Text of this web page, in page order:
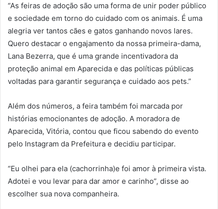
“As feiras de adoção são uma forma de unir poder público
e sociedade em torno do cuidado com os animais. É uma
alegria ver tantos cães e gatos ganhando novos lares.
Quero destacar o engajamento da nossa primeira-dama,
Lana Bezerra, que é uma grande incentivadora da
proteção animal em Aparecida e das políticas públicas
voltadas para garantir segurança e cuidado aos pets.”
Além dos números, a feira também foi marcada por
histórias emocionantes de adoção. A moradora de
Aparecida, Vitória, contou que ficou sabendo do evento
pelo Instagram da Prefeitura e decidiu participar.
“Eu olhei para ela (cachorrinha)e foi amor à primeira vista.
Adotei e vou levar para dar amor e carinho”, disse ao
escolher sua nova companheira.